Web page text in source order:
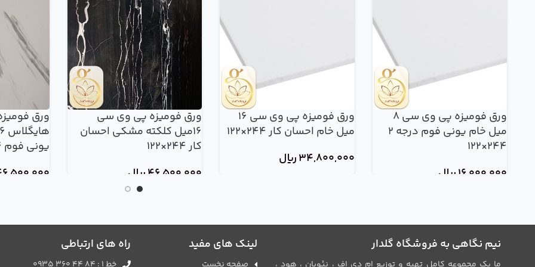
ورق فومیزه پی وی سی 8
میل خام یونی فوم درجه 2
244×122
16,000,000ریال
ورق فومیزه پی وی سی 16
میل خام احسان کار 244×122
34,800,000ریال
ورق فومیزه پی وی سی
16میل کلکته مشکی احسان
کار 244×122
46,500,000ریال
ورق
یونی فوم 244×122
نیم نگاهی به فروشگاه گلدار لینک های مفید راه های ارتباطی